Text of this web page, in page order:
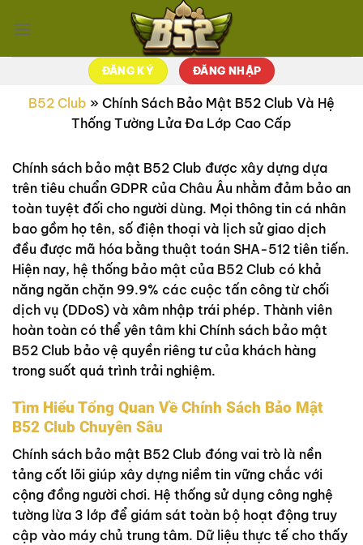
đến
ĐĂNG KÝ ĐĂNG NHẬP
B52 Club » Chính Sách Bảo Mật B52 Club Và Hệ
Thống Tường Lửa Đa Lớp Cao Cấp
Chính sách bảo mật B52 Club được xây dựng dựa
trên tiêu chuẩn GDPR của Châu Âu nhằm đảm bảo an
toàn tuyệt đối cho người dùng. Mọi thông tin cá nhân
bao gồm họ tên, số điện thoại và lịch sử giao dịch
đều được mã hóa bằng thuật toán SHA-512 tiên tiến.
Hiện nay, hệ thống bảo mật của B52 Club có khả
năng ngăn chặn 99.9% các cuộc tấn công từ chối
dịch vụ (DDoS) và xâm nhập trái phép. Thành viên
hoàn toàn có thể yên tâm khi Chính sách bảo mật
B52 Club bảo vệ quyền riêng tư của khách hàng
trong suốt quá trình trải nghiệm.
Tìm Hiểu Tổng Quan Về Chính Sách Bảo Mật
B52 Club Chuyên Sâu
Chính sách bảo mật B52 Club đóng vai trò là nền
tảng cốt lõi giúp xây dựng niềm tin vững chắc với
cộng đồng người chơi. Hệ thống sử dụng công nghệ
tường lừa 3 lớp để giám sát toàn bộ hoạt động truy
cập vào máy chủ trung tâm. Dữ liệu thực tế cho thấy